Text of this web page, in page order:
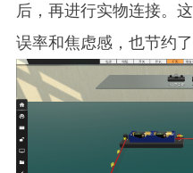
后，再进行实物连接。
误率和焦虑感，也节约